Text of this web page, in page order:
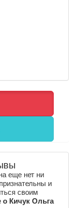
еще нет ни
и
своим
о Кичук Ольга